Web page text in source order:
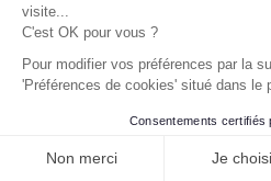
visite...
C'est OK pour vous ?
Pour modifier vos préférences par la
'Préférences de cookies' situé dans le
Consentements certifiés
Non merci Je